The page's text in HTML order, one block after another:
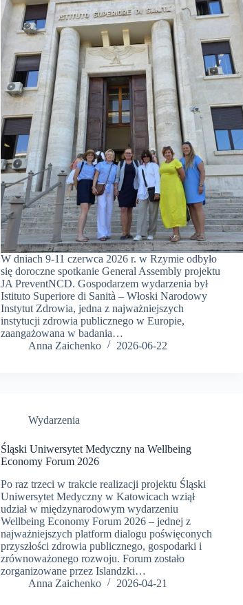
W dniach 9-11 czerwca 2026 r. w Rzymie odbyło
się doroczne spotkanie General Assembly projektu
JA PreventNCD. Gospodarzem wydarzenia był
Istituto Superiore di Sanità – Włoski Narodowy
Instytut Zdrowia, jedna z najważniejszych
instytucji zdrowia publicznego w Europie,
zaangażowana w badania…
Anna Zaichenko
2026-06-22
Wydarzenia
Śląski Uniwersytet Medyczny na Wellbeing
Economy Forum 2026
Po raz trzeci w trakcie realizacji projektu Śląski
Uniwersytet Medyczny w Katowicach wziął
udział w międzynarodowym wydarzeniu
Wellbeing Economy Forum 2026 – jednej z
najważniejszych platform dialogu poświęconych
przyszłości zdrowia publicznego, gospodarki i
zrównoważonego rozwoju. Forum zostało
zorganizowane przez Islandzki…
Anna Zaichenko
2026-04-21